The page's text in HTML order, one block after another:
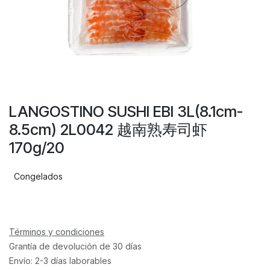
LANGOSTINO SUSHI EBI 3L(8.1cm-
8.5cm) 2L0042 越南熟寿司虾
170g/20
Congelados
Términos y condiciones
Grantía de devolución de 30 días
Envío: 2-3 días laborables